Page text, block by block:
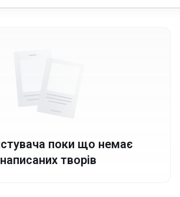
поки що немає
написаних творів